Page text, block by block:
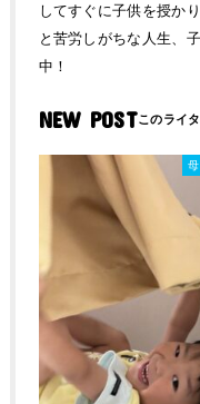
してすぐに子供を授か
と苦労しがちな人生、
中！
NEW POST